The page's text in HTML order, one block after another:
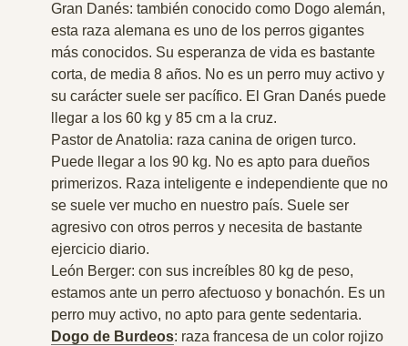
Gran Danés: también conocido como Dogo alemán,
esta raza alemana es uno de los perros gigantes
más conocidos. Su esperanza de vida es bastante
corta, de media 8 años. No es un perro muy activo y
su carácter suele ser pacífico. El Gran Danés puede
llegar a los 60 kg y 85 cm a la cruz.
Pastor de Anatolia: raza canina de origen turco.
Puede llegar a los 90 kg. No es apto para dueños
primerizos. Raza inteligente e independiente que no
se suele ver mucho en nuestro país. Suele ser
agresivo con otros perros y necesita de bastante
ejercicio diario.
León Berger: con sus increíbles 80 kg de peso,
estamos ante un perro afectuoso y bonachón. Es un
perro muy activo, no apto para gente sedentaria.
Dogo de Burdeos: raza francesa de un color rojizo